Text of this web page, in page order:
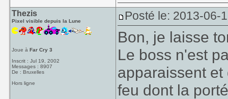
Thezis
Pixel visible depuis la Lune
Joue àFar Cry 3
Inscrit : Jul 19, 2002
Messages : 8907
De : Bruxelles
Hors ligne
Posté le: 2013-06-
Bon, je laisse
Le boss n'est
apparaissent
feu dont la